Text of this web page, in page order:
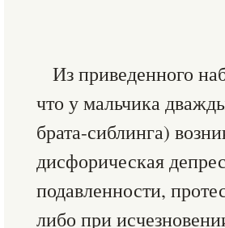
Из приведенного
что у мальчика
брата-сиблинга)
дисфорическая
подавленности,
либо при